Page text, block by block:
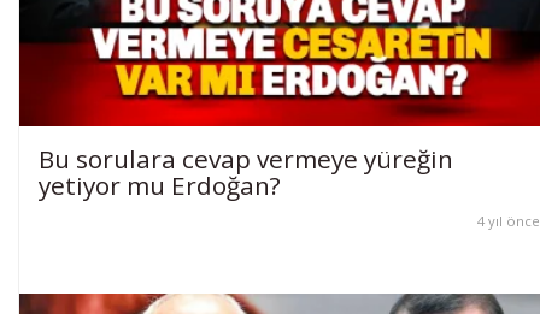
Bu sorulara cevap vermeye yüreğin
yetiyor mu Erdoğan?
4 yıl önce